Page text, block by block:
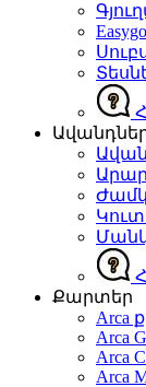
Քարտեր
Arca
Arca
Arca
Arca